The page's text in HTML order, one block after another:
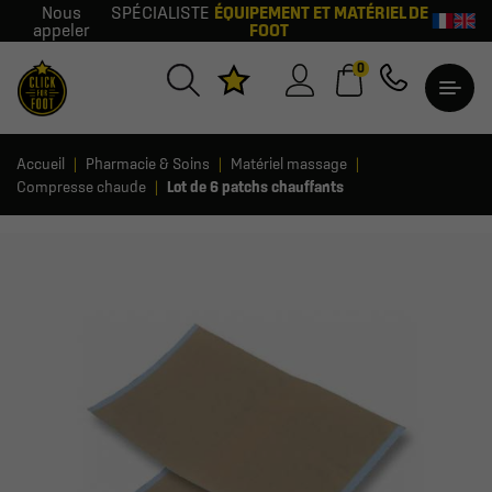
Nous
appeler
SPÉCIALISTE ÉQUIPEMENT ET MATÉRIEL DE
FOOT
0
Accueil Pharmacie & Soins
Matériel massage
Compresse chaude
Lot de 6 patchs chauffants